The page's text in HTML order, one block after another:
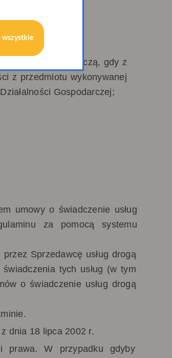
gospodarczą, gdy z
z przedmiotu wykonywanej
Gospodarczej;
umowy o świadczenie usług
za pomocą systemu
Sprzedawcę usług drogą
tych usług (w tym
o świadczenie usług drogą
dnia 18 lipca 2002 r.
prawa. W przypadku gdyby